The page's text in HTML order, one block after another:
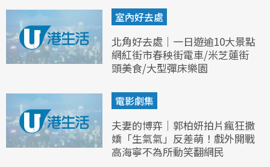
室內好去處
北角好去處｜一日遊逾10大景點
網紅街市春秧街電車/米芝蓮街
頭美食/大型彈床樂園
電影劇集
夫妻的博弈｜郭柏妍拍片瘋狂撒
嬌「生氣氣」反差萌！戲外開戰
高海寧不為所動笑翻網民